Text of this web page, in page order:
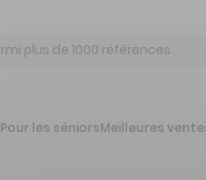
Pour les séniorsMeilleures